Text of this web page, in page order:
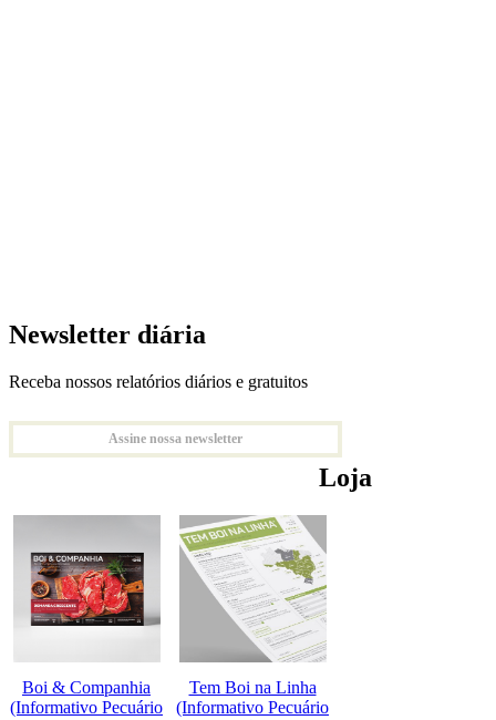
Newsletter diária
Receba nossos relatórios diários e gratuitos
Assine nossa newsletter
Loja
Boi & Companhia
(Informativo Pecuário
Tem Boi na Linha
(Informativo Pecuário